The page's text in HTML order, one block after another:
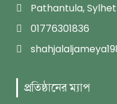
Pathantula, Sylhet
01776301836
প্রতিষ্ঠানের ম্যাপ